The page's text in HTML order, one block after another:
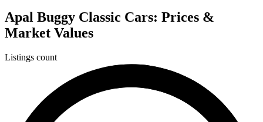
Apal Buggy Classic Cars: Prices &
Market Values
Listings count